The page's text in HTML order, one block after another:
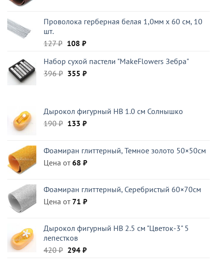
Проволока герберная белая 1,0мм x 60 см, 10
шт.
127₽ Первоначальная
составляла
127 ₽.
108 ₽Текущая
108 ₽.
Набор сухой пастели "MakeFlowers Зебра"
396₽ Первоначальная
355 ₽Текущая
Дырокол фигурный HB 1.0 см Солнышко
190₽ Первоначальная
190 ₽.
133 ₽Текущая
Фоамиран глиттерный, Темное золото 50×50см
Цена от68 ₽
Фоамиран глиттерный, Серебристый 60×70см
Цена от 71 ₽
Дырокол фигурный HB 2.5 см "Цветок-3" 5
лепестков
420₽ Первоначальная
294 ₽Текущая